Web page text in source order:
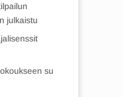
julkaistu
su